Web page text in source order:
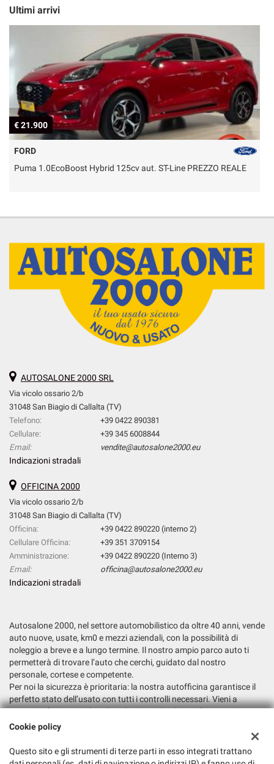
Ultimi arrivi
€ 21.900
FORD
Puma 1.0EcoBoost Hybrid 125cv aut. ST-Line PREZZO REALE
AUTOSALONE 2000 SRL
Via vicolo ossario 2/b
31048 San Biagio di Callalta (TV)
Telefono:
+39 0422 890381
Cellulare:
+39 345 6008844
Email:
vendite@autosalone2000.eu
Indicazioni stradali
OFFICINA 2000
Via vicolo ossario 2/b
31048 San Biagio di Callalta (TV)
Officina:
+39 0422 890220 (interno 2)
Cellulare Officina:
+39 351 3709154
Amministrazione:
+39 0422 890220 (Interno 3)
Email:
officina@autosalone2000.eu
Indicazioni stradali
Autosalone 2000, nel settore automobilistico da oltre 40 anni, vende
auto nuove, usate, km0 e mezzi aziendali, con la possibilità di
noleggio a breve e a lungo termine. Il nostro ampio parco auto ti
permetterà di trovare l’auto che cerchi, guidato dal nostro
personale, cortese e competente.
Per noi la sicurezza è prioritaria: la nostra autofficina garantisce il
perfetto stato dell’usato con tutti i controlli necessari. Vieni a
trovarci e fatti consigliare la soluzione più adatta alle tue esigenze.
Autosalone 2000 Srl
Cookie policy
Questo sito e gli strumenti di terze parti in esso integrati trattano